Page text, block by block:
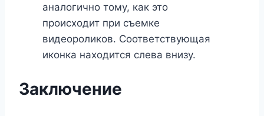
аналогично тому, как это
происходит при съемке
видеороликов. Соответствующая
иконка находится слева внизу.
Заключение